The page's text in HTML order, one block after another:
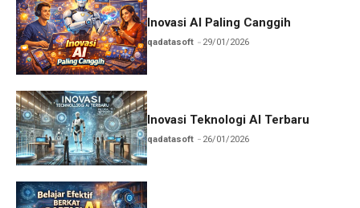
Inovasi AI Paling Canggih
qadatasoft 29/01/2026
Inovasi Teknologi AI Terbaru
qadatasoft 26/01/2026